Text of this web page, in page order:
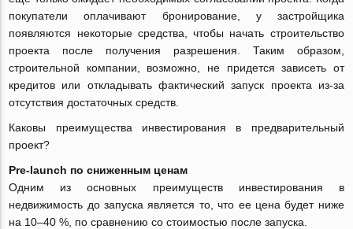
покупатели оплачивают бронирование, у застройщика
появляются некоторые средства, чтобы начать строительство
проекта после получения разрешения. Таким образом,
строительной компании, возможно, не придется зависеть от
кредитов или откладывать фактический запуск проекта из-за
отсутствия достаточных средств.
Каковы преимущества инвестирования в предварительный
проект?
Pre-launch по сниженным ценам
Одним из основных преимуществ инвестирования в
недвижимость до запуска является то, что ее цена будет ниже
на 10‒40 %, по сравнению со стоимостью после запуска.